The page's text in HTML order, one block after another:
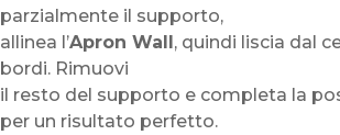
parzialmente il supporto,
allinea l’Apron Wall, quindi liscia dal
bordi. Rimuovi
il resto del supporto e completa la
per un risultato perfetto.